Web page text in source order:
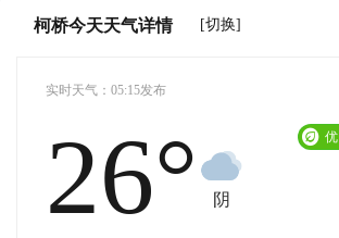
柯桥今天天气详情 [切换]
实时天气：05:15发布
26° 阴
优